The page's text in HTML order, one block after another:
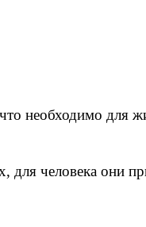
необходимо для
для человека они